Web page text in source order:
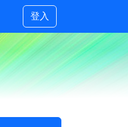
登入